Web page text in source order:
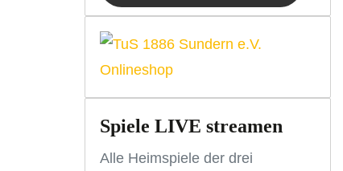
Spiele LIVE streamen
Alle Heimspiele der drei